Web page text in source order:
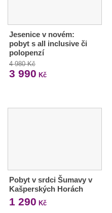
Jesenice v novém:
pobyt s all inclusive či
polopenzí
4 980 Kč
3 990 Kč
Pobyt v srdci Šumavy v
Kašperských Horách
1 290 Kč